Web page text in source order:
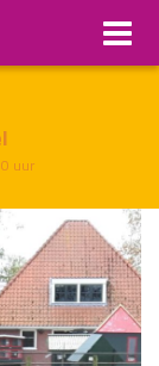
uur
Volgend uur